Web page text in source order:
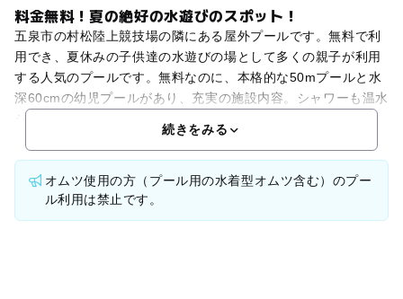
料金無料！夏の絶好の水遊びのスポット！
五泉市の村松陸上競技場の隣にある屋外プールです。無料で利
用でき、夏休みの子供達の水遊びの場として多くの親子が利用
する人気のプールです。無料なのに、本格的な50mプールと水
深60cmの幼児プールがあり、充実の施設内容。シャワーも温水
続きをみる
オムツ使用の方（プール用の水着型オムツ含む）のプー
ル利用は禁止です。